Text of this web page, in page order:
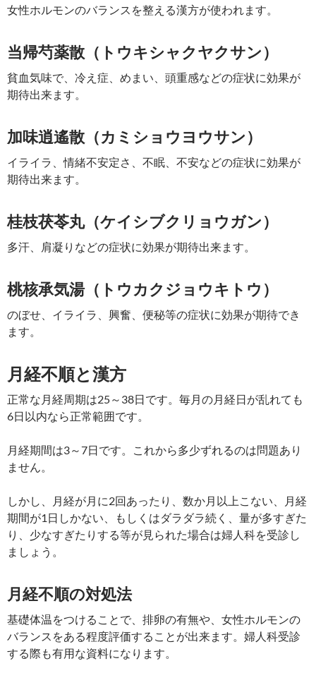
女性ホルモンのバランスを整える漢方が使われます。
当帰芍薬散（トウキシャクヤクサン）
貧血気味で、冷え症、めまい、頭重感などの症状に効果が
期待出来ます。
加味逍遙散（カミショウヨウサン）
イライラ、情緒不安定さ、不眠、不安などの症状に効果が
期待出来ます。
桂枝茯苓丸（ケイシブクリョウガン）
多汗、肩凝りなどの症状に効果が期待出来ます。
桃核承気湯（トウカクジョウキトウ）
のぼせ、イライラ、興奮、便秘等の症状に効果が期待でき
ます。
月経不順と漢方
正常な月経周期は25～38日です。毎月の月経日が乱れても
6日以内なら正常範囲です。
月経期間は3～7日です。これから多少ずれるのは問題あり
ません。
しかし、月経が月に2回あったり、数か月以上こない、月経
期間が1日しかない、もしくはダラダラ続く、量が多すぎた
り、少なすぎたりする等が見られた場合は婦人科を受診し
ましょう。
月経不順の対処法
基礎体温をつけることで、排卵の有無や、女性ホルモンの
バランスをある程度評価することが出来ます。婦人科受診
する際も有用な資料になります。